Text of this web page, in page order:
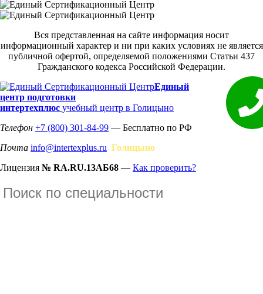
Вся представленная на сайте информация носит
информационный характер и ни при каких условиях не является
публичной офертой, определяемой положениями Статьи 437
Гражданского кодекса Российской Федерации.
Единый
центр подготовки
интертехплюс учебный центр в Голицыно
Телефон +7 (800) 301-84-99 — Бесплатно по РФ
Почта info@intertexplus.ru Голицыно
Лицензия № RA.RU.13АБ68 — Как проверить?